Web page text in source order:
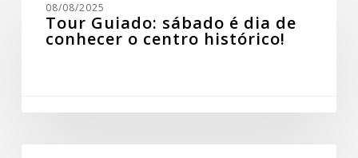
sábado
histórico!
08/08/2025
Tour Guiado: sábado é dia de
conhecer o centro histórico!